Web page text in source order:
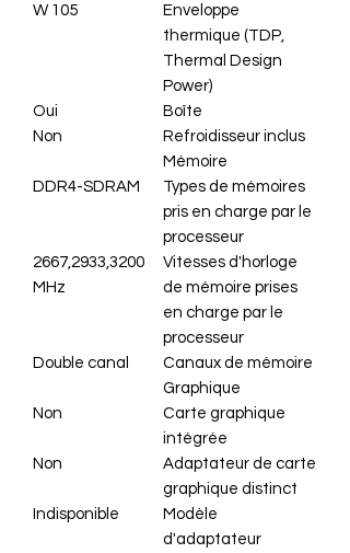
Enveloppe
thermique (TDP,
Thermal Design
Power)
105 W
Boîte
Oui
Refroidisseur inclus
Non
Mémoire
Types de mémoires
pris en charge par le
processeur
DDR4-SDRAM
Vitesses d'horloge
de mémoire prises
en charge par le
processeur
2667,2933,3200
MHz
Canaux de mémoire
Double canal
Graphique
Carte graphique
intégrée
Non
Adaptateur de carte
graphique distinct
Non
Modèle
d'adaptateur
Indisponible